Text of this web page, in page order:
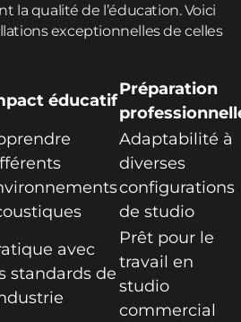
la qualité de l’éducation. Voici
exceptionnelles de celles
éducatif
Préparation
Adaptabilité à
diverses
configurations
de studio
avec
standards de
Prêt pour le
travail en
studio
commercial